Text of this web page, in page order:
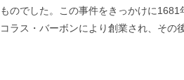
のでした。この事件をきっかけに1681
ラス・バーボンにより創業され、その